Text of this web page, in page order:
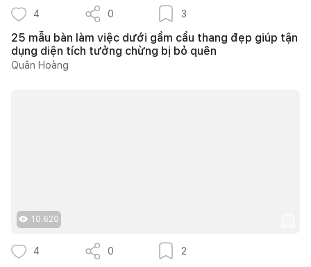
4 0 3
25 mẫu bàn làm việc dưới gầm cầu thang đẹp giúp tận
dụng diện tích tưởng chừng bị bỏ quên
Quân Hoàng
10.620
4 0 2